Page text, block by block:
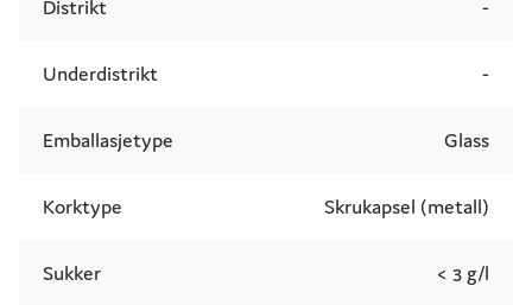
Distrikt -
Underdistrikt -
Emballasjetype Glass
Korktype Skrukapsel (metall)
Sukker < 3 g/l